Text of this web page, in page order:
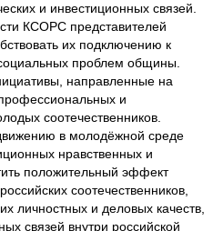
и инвестиционных связей.
КСОРС представителей
их подключению к
проблем общины.
направленные на
и
соотечественников.
в молодёжной среде
нравственных и
положительный эффект
соотечественников,
личностных и деловых качеств,
связей внутри российской